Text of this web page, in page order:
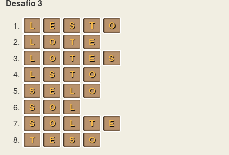
Desafio 3
1.
L E S T
O
2.
L O T
E
3.
L O T E
S
4.
L S T
O
5.
S E L
O
6.
S O
L
7.
S O L T
E
8.
T E S
O